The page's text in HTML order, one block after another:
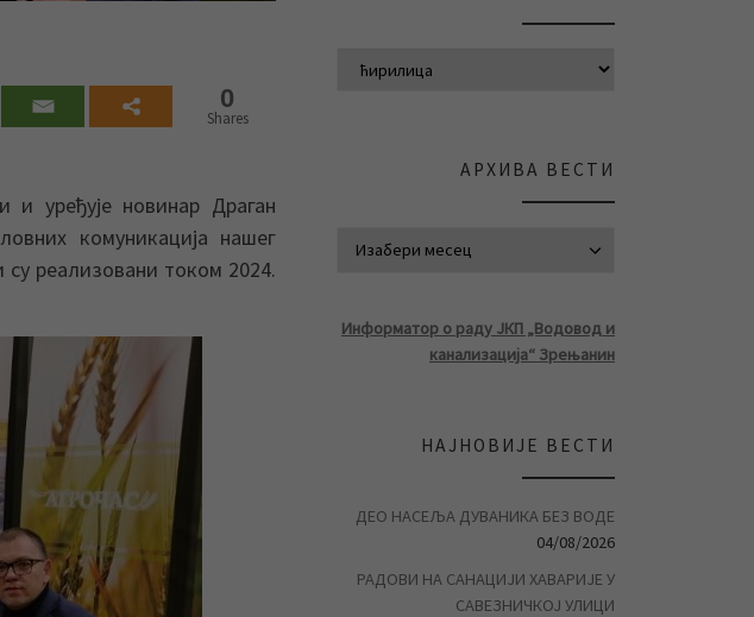
0
Shares
уређује новинар Драган
комуникација нашег
реализовани током 2024.
АРХИВА ВЕСТИ
Информатор о раду ЈКП „Водовод и
канализација“ Зрењанин
НАЈНОВИЈЕ ВЕСТИ
ДЕО НАСЕЉА ДУВАНИКА БЕЗ ВОДЕ
04/08/2026
РАДОВИ НА САНАЦИЈИ ХАВАРИЈЕ У
САВЕЗНИЧКОЈ УЛИЦИ